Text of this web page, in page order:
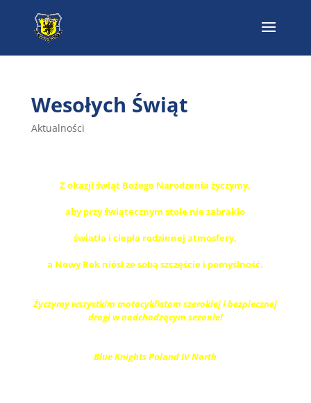
Wesołych Świąt
Aktualności
Z okazji świąt Bożego Narodzenia życzymy,
aby przy świątecznym stole nie zabrakło
światła i ciepła rodzinnej atmosfery,
a Nowy Rok niósł ze sobą szczęście i pomyślność.
Życzymy wszystkim motocyklistom szerokiej i bezpiecznej
drogi w nadchodzącym sezonie!
Blue Knights Poland IV North